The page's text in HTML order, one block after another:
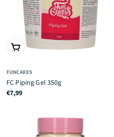
IN DEN WARENKORB
FUNCAKES
FC Piping Gel 350g
Regulärer
€7,99